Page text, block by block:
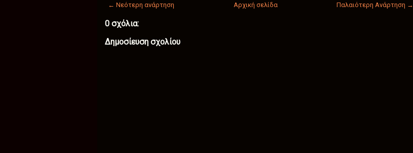
← Νεότερη ανάρτηση Παλαιότερη Ανάρτηση →
Αρχική σελίδα
0 σχόλια:
Δημοσίευση σχολίου